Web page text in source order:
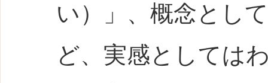
い）」、概念とし
ど、実感としては